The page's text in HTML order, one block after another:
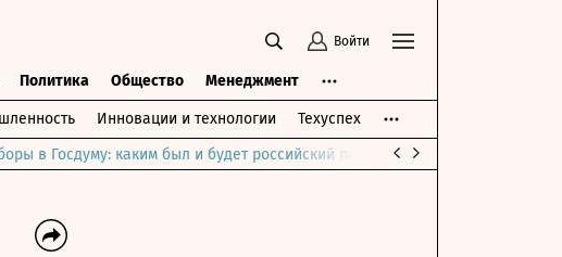
Войти
Политика Общество Менеджмент
Инновации и технологии Техуспех
в Госдуму: каким был и будет российский парламент